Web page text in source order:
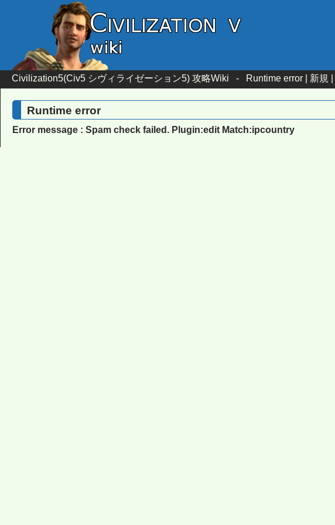
Civilization5(Civ5 シヴィライゼーション5) 攻略Wiki - Runtime error | 新規
Runtime error
Error message : Spam check failed. Plugin:edit Match:ipcountry